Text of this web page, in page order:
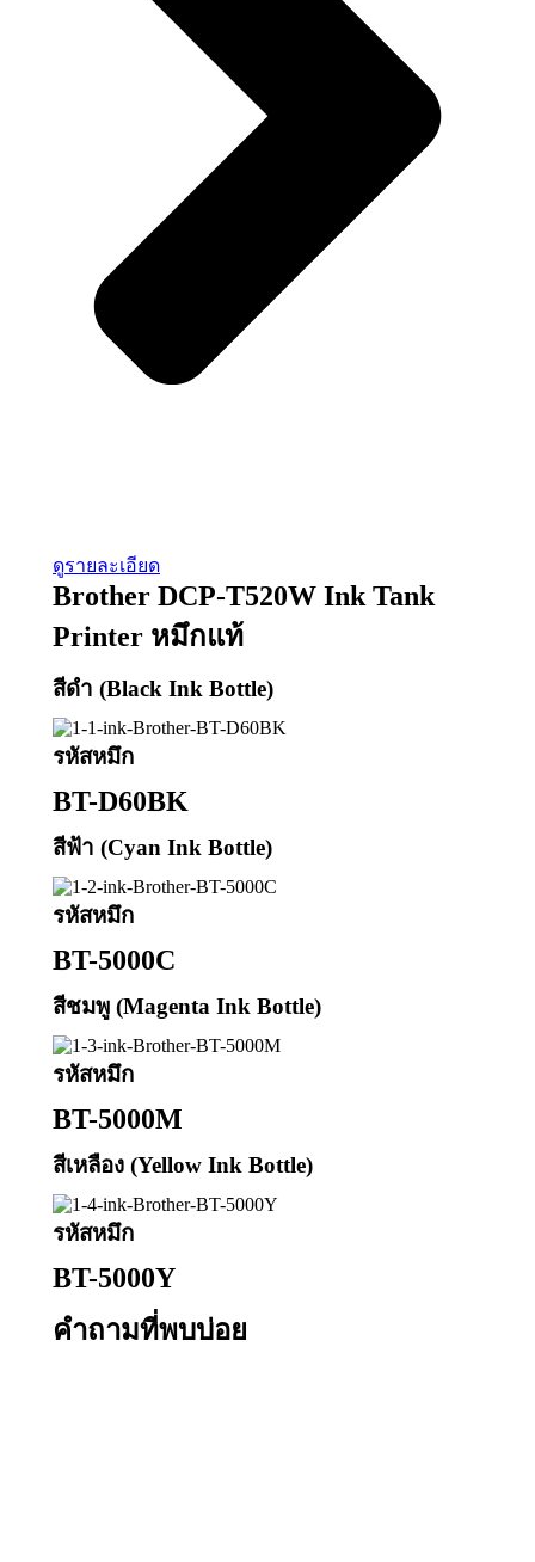
ดูรายละเอียด
Brother DCP-T520W Ink Tank
Printer หมึกแท้
สีดำ (Black Ink Bottle)
รหัสหมึก
BT-D60BK
สีฟ้า (Cyan Ink Bottle)
รหัสหมึก
BT-5000C
สีชมพู (Magenta Ink Bottle)
รหัสหมึก
BT-5000M
สีเหลือง (Yellow Ink Bottle)
รหัสหมึก
BT-5000Y
คำถามที่พบบ่อย